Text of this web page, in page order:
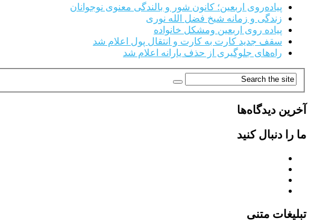
پیاده‌روی اربعین؛ کانون شور و بالندگی معنوی نوجوانان
زندگی و زمانه شیخ فضل الله نوری
پیاده روی اربعین ومشکل خانواده
سقف جدید کارت به کارت و انتقال پول اعلام شد
راه‌های جلوگیری از حذف یارانه اعلام شد
آخرین دیدگاه‌ها
ما را دنبال کنید
تبلیغات متنی